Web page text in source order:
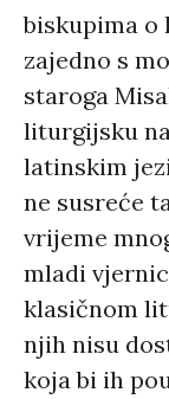
biskupima
zajedno s
staroga
liturgijsku
latinskim
ne susreće
vrijeme
mladi
klasičnom
njih nisu
koja bi ih